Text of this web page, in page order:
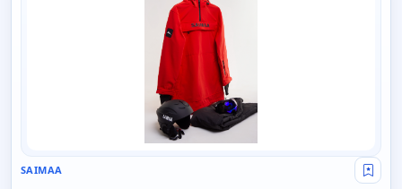
SAIMAA Свой